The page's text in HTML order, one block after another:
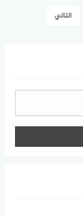
التالي